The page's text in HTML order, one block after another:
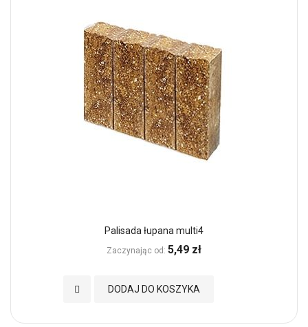
Palisada łupana multi4
Zaczynając od 5,49 zł
DODAJ DO KOSZYKA
Dodaj do Ulubionych